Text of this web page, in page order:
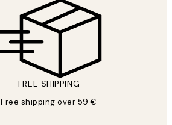
FREE SHIPPING
Free shipping over 59 €